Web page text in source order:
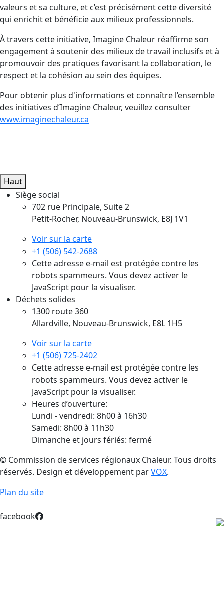
valeurs et sa culture, et c’est précisément cette diversité
qui enrichit et bénéficie aux milieux professionnels.
À travers cette initiative, Imagine Chaleur réaffirme son
engagement à soutenir des milieux de travail inclusifs et à
promouvoir des pratiques favorisant la collaboration, le
respect et la cohésion au sein des équipes.
Pour obtenir plus d'informations et connaître l’ensemble
des initiatives d’Imagine Chaleur, veuillez consulter
www.imaginechaleur.ca
Haut
Siège social
702 rue Principale, Suite 2
Petit-Rocher, Nouveau-Brunswick, E8J 1V1
Voir sur la carte
+1 (506) 542-2688
Cette adresse e-mail est protégée contre les
robots spammeurs. Vous devez activer le
JavaScript pour la visualiser.
Déchets solides
1300 route 360
Allardville, Nouveau-Brunswick, E8L 1H5
Voir sur la carte
+1 (506) 725-2402
Cette adresse e-mail est protégée contre les
robots spammeurs. Vous devez activer le
JavaScript pour la visualiser.
Heures d’ouverture:
Lundi - vendredi: 8h00 à 16h30
Samedi: 8h00 à 11h30
Dimanche et jours fériés: fermé
© Commission de services régionaux Chaleur. Tous droits
réservés. Design et développement parVOX.
Plan du site
facebook